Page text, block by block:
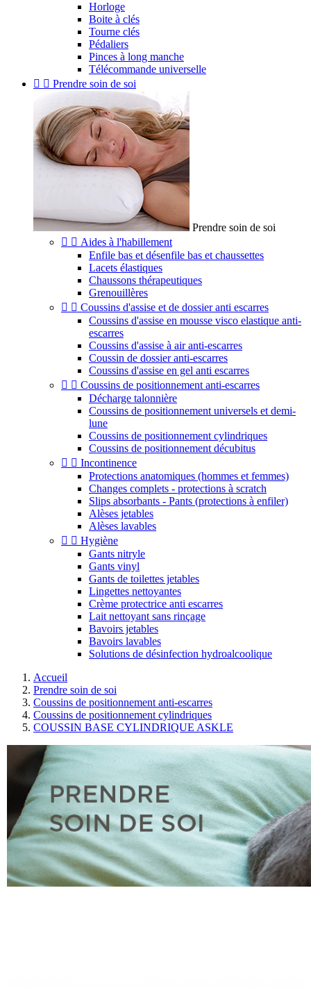
Horloge
Boite à clés
Tourne clés
Pédaliers
Pinces à long manche
Télécommande universelle
  Prendre soin de soi
Prendre soin de soi
  Aides à l'habillement
Enfile bas et désenfile bas et chaussettes
Lacets élastiques
Chaussons thérapeutiques
Grenouillères
  Coussins d'assise et de dossier anti escarres
Coussins d'assise en mousse visco elastique anti-
escarres
Coussins d'assise à air anti-escarres
Coussin de dossier anti-escarres
Coussins d'assise en gel anti escarres
  Coussins de positionnement anti-escarres
Décharge talonnière
Coussins de positionnement universels et demi-
lune
Coussins de positionnement cylindriques
Coussins de positionnement décubitus
  Incontinence
Protections anatomiques (hommes et femmes)
Changes complets - protections à scratch
Slips absorbants - Pants (protections à enfiler)
Alèses jetables
Alèses lavables
  Hygiène
Gants nitryle
Gants vinyl
Gants de toilettes jetables
Lingettes nettoyantes
Crème protectrice anti escarres
Lait nettoyant sans rinçage
Bavoirs jetables
Bavoirs lavables
Solutions de désinfection hydroalcoolique
Accueil
Prendre soin de soi
Coussins de positionnement anti-escarres
Coussins de positionnement cylindriques
COUSSIN BASE CYLINDRIQUE ASKLE